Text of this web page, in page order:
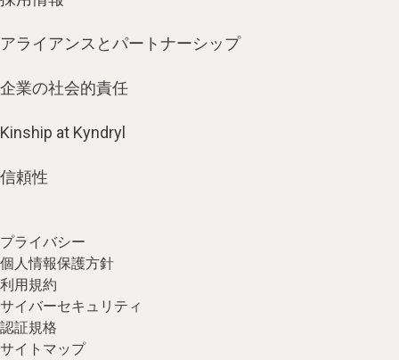
アライアンスとパートナーシップ
企業の社会的責任
Kinship at Kyndryl
信頼性
プライバシー
個人情報保護方針
利用規約
サイバーセキュリティ
認証規格
サイトマップ